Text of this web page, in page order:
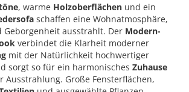
, warme Holzoberflächen und ein
schaffen eine Wohnatmosphäre,
Geborgenheit ausstrahlt. Der Modern-
verbindet die Klarheit moderner
mit der Natürlichkeit hochwertiger
sorgt so für ein harmonisches Zuhause
Ausstrahlung. Große Fensterflächen,